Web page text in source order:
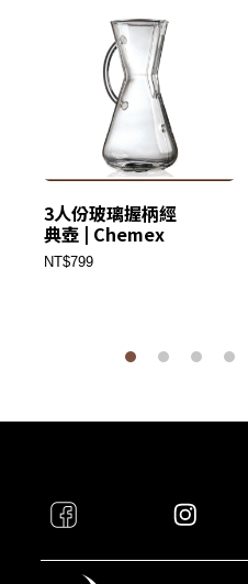
3人份玻璃握柄經
典壺 | Chemex
NT$799